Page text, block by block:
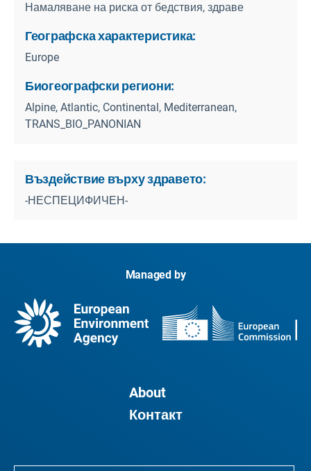
Намаляване на риска от бедствия, здраве
Географска характеристика:
Europe
Биогеографски региони:
Alpine, Atlantic, Continental, Mediterranean,
TRANS_BIO_PANONIAN
Въздействие върху здравето:
-НЕСПЕЦИФИЧЕН-
Managed by
About
Контакт